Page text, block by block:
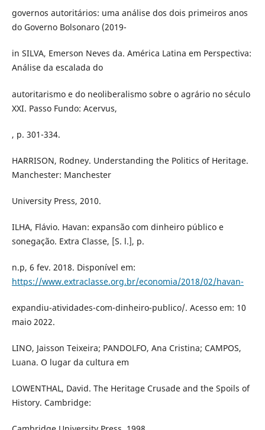
governos autoritários: uma análise dos dois primeiros anos
do Governo Bolsonaro (2019-
in SILVA, Emerson Neves da. América Latina em Perspectiva:
Análise da escalada do
autoritarismo e do neoliberalismo sobre o agrário no século
XXI. Passo Fundo: Acervus,
, p. 301-334.
HARRISON, Rodney. Understanding the Politics of Heritage.
Manchester: Manchester
University Press, 2010.
ILHA, Flávio. Havan: expansão com dinheiro público e
sonegação. Extra Classe, [S. l.], p.
n.p, 6 fev. 2018. Disponível em:
https://www.extraclasse.org.br/economia/2018/02/havan-
expandiu-atividades-com-dinheiro-publico/. Acesso em: 10
maio 2022.
LINO, Jaisson Teixeira; PANDOLFO, Ana Cristina; CAMPOS,
Luana. O lugar da cultura em
LOWENTHAL, David. The Heritage Crusade and the Spoils of
History. Cambridge: